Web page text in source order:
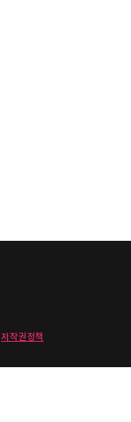
저작권정책